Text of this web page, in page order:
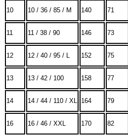
10 10 / 36 / 85 / M 140 71
11 11 / 38 / 90 146 73
12 12 / 40 / 95 / L 152 75
13 13 / 42 / 100 158 77
14 14 / 44 / 110 / XL 164 79
16 16 / 46 / XXL 170 82